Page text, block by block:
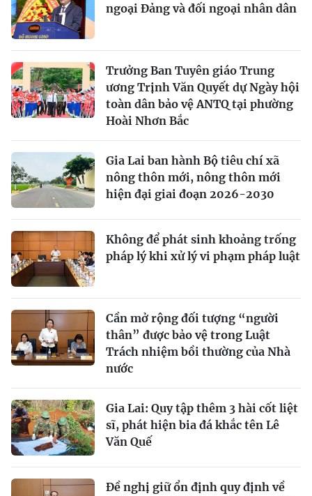
ngoại Đảng và đối ngoại nhân dân
Trưởng Ban Tuyên giáo Trung
ương Trịnh Văn Quyết dự Ngày hội
toàn dân bảo vệ ANTQ tại phường
Hoài Nhơn Bắc
Gia Lai ban hành Bộ tiêu chí xã
nông thôn mới, nông thôn mới
hiện đại giai đoạn 2026-2030
Không để phát sinh khoảng trống
pháp lý khi xử lý vi phạm pháp luật
Cần mở rộng đối tượng “người
thân” được bảo vệ trong Luật
Trách nhiệm bồi thường của Nhà
nước
Gia Lai: Quy tập thêm 3 hài cốt liệt
sĩ, phát hiện bia đá khắc tên Lê
Văn Quế
Đề nghị giữ ổn định quy định về